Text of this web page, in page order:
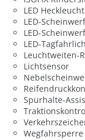
LED
LED-
LED-
LED-
Leuchtweiten-
Lichtsensor
Spurhalte-
Wegfahrsperre